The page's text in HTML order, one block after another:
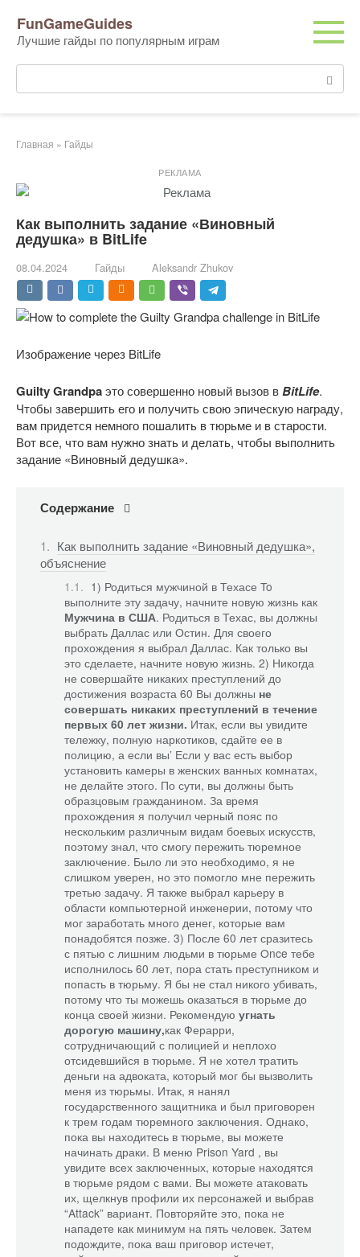
контенту
FunGameGuides
Лучшие гайды по популярным играм
Поиск:
Главная » Гайды
РЕКЛАМА
Как выполнить задание «Виновный
дедушка» в BitLife
08.04.2024 Гайды Aleksandr Zhukov
Изображение через BitLife
Guilty Grandpaэто совершенно новый вызов вBitLife.
Чтобы завершить его и получить свою эпическую награду,
вам придется немного пошалить в тюрьме и в старости.
Вот все, что вам нужно знать и делать, чтобы выполнить
задание «Виновный дедушка».
Содержание
Как выполнить задание «Виновный дедушка»,
объяснение
1) Родиться мужчиной в Техасе To
выполните эту задачу, начните новую жизнь как
Мужчина в США. Родиться в Техас, вы должны
выбрать Даллас или Остин. Для своего
прохождения я выбрал Даллас. Как только вы
это сделаете, начните новую жизнь. 2) Никогда
не совершайте никаких преступлений до
достижения возраста 60 Вы должны не
совершать никаких преступлений в течение
первых 60 лет жизни. Итак, если вы увидите
тележку, полную наркотиков, сдайте ее в
полицию, а если вы’ Если у вас есть выбор
установить камеры в женских ванных комнатах,
не делайте этого. По сути, вы должны быть
образцовым гражданином. За время
прохождения я получил черный пояс по
нескольким различным видам боевых искусств,
поэтому знал, что смогу пережить тюремное
заключение. Было ли это необходимо, я не
слишком уверен, но это помогло мне пережить
третью задачу. Я также выбрал карьеру в
области компьютерной инженерии, потому что
мог заработать много денег, которые вам
понадобятся позже. 3) После 60 лет сразитесь
с пятью с лишним людьми в тюрьме Once тебе
исполнилось 60 лет, пора стать преступником и
попасть в тюрьму. Я бы не стал никого убивать,
потому что ты можешь оказаться в тюрьме до
конца своей жизни. Рекомендую угнать
дорогую машину,как Ферарри,
сотрудничающий с полицией и неплохо
отсидевшийся в тюрьме. Я не хотел тратить
деньги на адвоката, который мог бы вызволить
меня из тюрьмы. Итак, я нанял
государственного защитника и был приговорен
к трем годам тюремного заключения. Однако,
пока вы находитесь в тюрьме, вы можете
начинать драки. В меню Prison Yard , вы
увидите всех заключенных, которые находятся
в тюрьме рядом с вами. Вы можете атаковать
их, щелкнув профили их персонажей и выбрав
“Attack” вариант. Повторяйте это, пока не
нападете как минимум на пять человек. Затем
подождите, пока ваш приговор истечет,